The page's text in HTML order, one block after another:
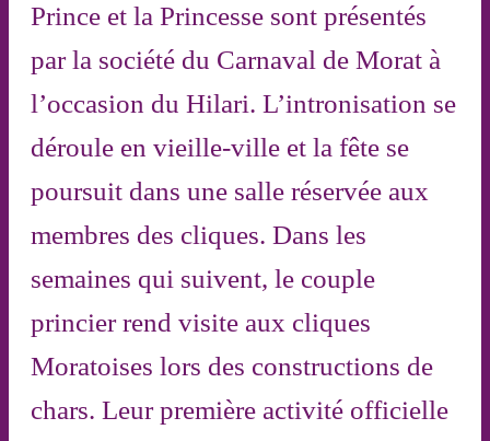
Prince et la Princesse sont présentés
par la société du Carnaval de Morat à
l’occasion du Hilari. L’intronisation se
déroule en vieille-ville et la fête se
poursuit dans une salle réservée aux
membres des cliques. Dans les
semaines qui suivent, le couple
princier rend visite aux cliques
Moratoises lors des constructions de
chars. Leur première activité officielle